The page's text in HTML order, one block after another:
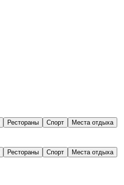
Рестораны Спорт Места отдыха
Рестораны Спорт Места отдыха